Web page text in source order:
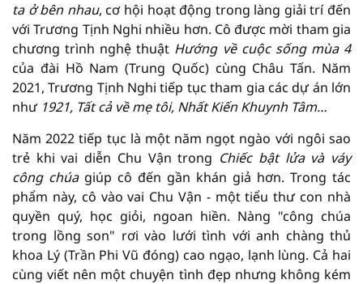
ta ở bên nhau, cơ hội hoạt động trong làng giải trí đến
với Trương Tịnh Nghi nhiều hơn. Cô được mời tham gia
chương trình nghệ thuật Hướng về cuộc sống mùa 4
của đài Hồ Nam (Trung Quốc) cùng Châu Tấn. Năm
2021, Trương Tịnh Nghi tiếp tục tham gia các dự án lớn
như 1921, Tất cả về mẹ tôi, Nhất Kiến Khuynh Tâm…
Năm 2022 tiếp tục là một năm ngọt ngào với ngôi sao
trẻ khi vai diễn Chu Vận trong Chiếc bật lửa và váy
công chúagiúp cô đến gần khán giả hơn. Trong tác
phẩm này, cô vào vai Chu Vận - một tiểu thư con nhà
quyền quý, học giỏi, ngoan hiền. Nàng "công chúa
trong lồng son" rơi vào lưới tình với anh chàng thủ
khoa Lý (Trần Phi Vũ đóng) cao ngạo, lạnh lùng. Cả hai
cùng viết nên một chuyện tình đẹp nhưng không kém